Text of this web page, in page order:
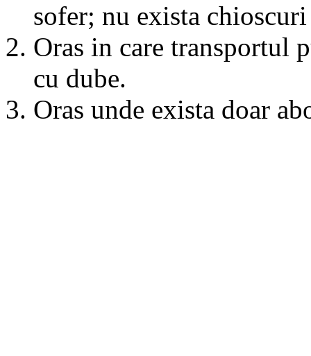
sofer; nu exista
Oras in care transportul
cu dube.
Oras unde exista doar